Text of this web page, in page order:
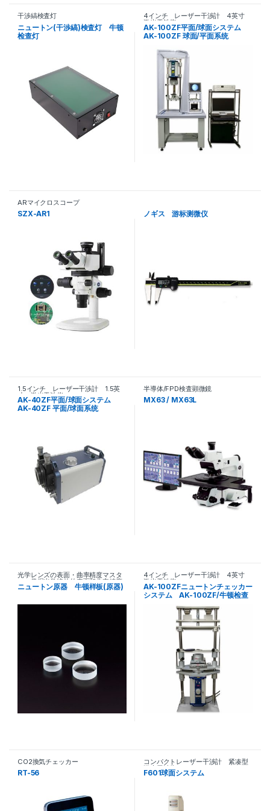
干渉縞検査灯
ニュートン(干渉縞)検査灯 牛顿
检查灯
4インチ レーザー干渉計 4英寸
激光干涉仪
AK-100ZF平面/球面システム
AK-100ZF 球面/平面系统
ARマイクロスコープ
SZX-AR1 ノギス 游标测微仪
1.5インチ レーザー干渉計 1.5英
寸 激光干涉仪
AK-40ZF平面/球面システム
AK-40ZF 平面/球面系统
半導体/FPD検査顕微鏡
MX63 / MX63L
光学レンズの表面・曲率精度マスタ
ー 掌握光学镜片的表面和曲率精度
ニュートン原器 牛顿样板(原器)
4インチ レーザー干渉計 4英寸
激光干涉仪
AK-100ZFニュートンチェッカー
システム AK-100ZF/牛顿检查
CO2換気チェッカー
RT-56
コンパクトレーザー干渉計 紧凑型
激光干涉仪
F601球面システム